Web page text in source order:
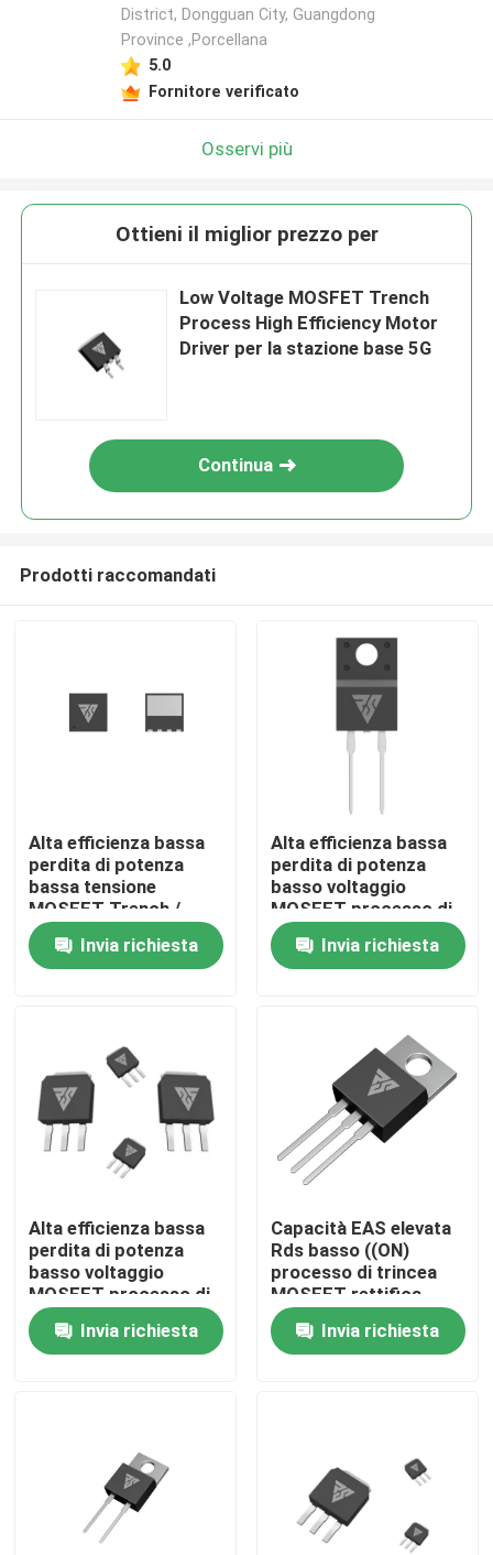
Casa.
Su di noi
Visita alla fabbrica
Contattaci
Notizie
MOSFET di alto potere
MOSFET al carburo di silicio
District, Dongguan City, Guangdong
Province ,Porcellana
5.0
Fornitore verificato
Osservi più
Ottieni il miglior prezzo per
Low Voltage MOSFET Trench
Process High Efficiency Motor
Driver per la stazione base 5G
Continua
Prodotti raccomandati
Alta efficienza bassa
perdita di potenza
bassa tensione
MOSFET Trench /
processo SGT
Invia richiesta
Alta efficienza bassa
perdita di potenza
basso voltaggio
MOSFET processo di
trincea/SGT
Invia richiesta
Alta efficienza bassa
perdita di potenza
basso voltaggio
MOSFET processo di
trincea/SGT
Invia richiesta
Capacità EAS elevata
Rds basso ((ON)
processo di trincea
MOSFET rettifica
sincrona
Invia richiesta